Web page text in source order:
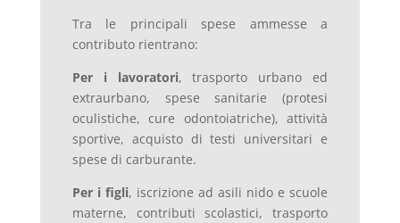
Tra le principali spese ammesse a
contributo rientrano:
Per i lavoratori, trasporto urbano ed
extraurbano, spese sanitarie (protesi
oculistiche, cure odontoiatriche), attività
sportive, acquisto di testi universitari e
spese di carburante.
Per i figli, iscrizione ad asili nido e scuole
materne, contributi scolastici, trasporto